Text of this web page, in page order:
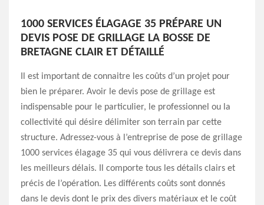
1000 SERVICES ÉLAGAGE 35 PRÉPARE UN
DEVIS POSE DE GRILLAGE LA BOSSE DE
BRETAGNE CLAIR ET DÉTAILLÉ
Il est important de connaitre les coûts d’un projet pour
bien le préparer. Avoir le devis pose de grillage est
indispensable pour le particulier, le professionnel ou la
collectivité qui désire délimiter son terrain par cette
structure. Adressez-vous à l’entreprise de pose de grillage
1000 services élagage 35 qui vous délivrera ce devis dans
les meilleurs délais. Il comporte tous les détails clairs et
précis de l’opération. Les différents coûts sont donnés
dans le devis dont le prix des divers matériaux et le coût